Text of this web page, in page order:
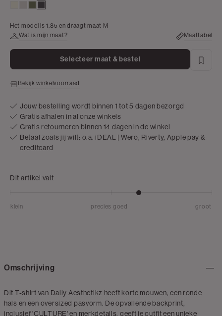
white
Het model is 1.85 en draagt maat M
Wat is mijn maat?
Maattabel
Selecteer maat & bestel
Bekijk winkelvoorraad
Jouw bestelling wordt binnen 1 tot 5 dagen bezorgd
Gratis afhalen in al onze winkels
Gratis retourneren binnen 14 dagen in de winkel
Betaal zoals jij wilt: o.a. iDEAL | Wero, Riverty, Apple pay &
creditcard
Dit artikel valt
klein precies goed groot
Omschrijving
Dit T-shirt van Daily Aesthetikz heeft korte mouwen, een ronde
hals en een oversized pasvorm. De opvallende backprint,
inclusief 'CULTURE' en merkdetails, geeft je outfit een unieke